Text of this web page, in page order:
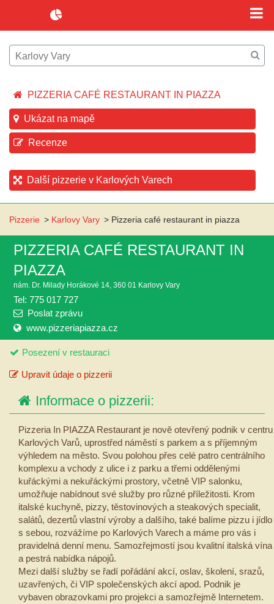
PIZZERIA CAFÉ RESTAURANT IN PIAZZA
Ukázat na mapě
Recenze
Další pizzerie v Karlových Varech
Pizzerie > Karlovy Vary > Pizzeria café restaurant in piazza
PIZZERIA CAFÉ RESTAURANT IN
PIAZZA
nám. Dr. Milady Horákové 14, 360 01 Karlovy Vary
Tel: 775 017 727
Poslat zprávu
www.pizzeriapiazza.cz
Posezení v restauraci
Upravit údaje o pizzerii
Informace o pizzerii:
Pizzeria In PIAZZA Restaurant je nově otevřený podnik v centru
Karlových Varů, uprostřed náměstí s parkem a s příjemným
výhledem na město. Svou polohou přes celé patro centrálního
komplexu a vchody z ulice i z parku a třemi oddělenými
kuřáckými a nekuřáckými prostory, včetně VIP salonku,
umožňuje nabídnout své služby pro různé příležitosti. Krom
italské kuchyně, pizzy, těstovinových a steakových specialit,
salátů, dezertů vlastní výroby a dalšího, také balíme pizzu i jídlo
s sebou, rozvážíme po Karlových Varech a máme pro vás i
pravidelná denní menu. Samozřejmostí jsou kvalitní italská vína
a pestrá nabídka nápojů.
Mezi další služby se řadí pořádání akcí, oslav, školení, srazů,
uzavřených, či VIP společenských akcí apod. Podnik je
vybaven obrazovkami pro projekci a samozřejmě Internetem.